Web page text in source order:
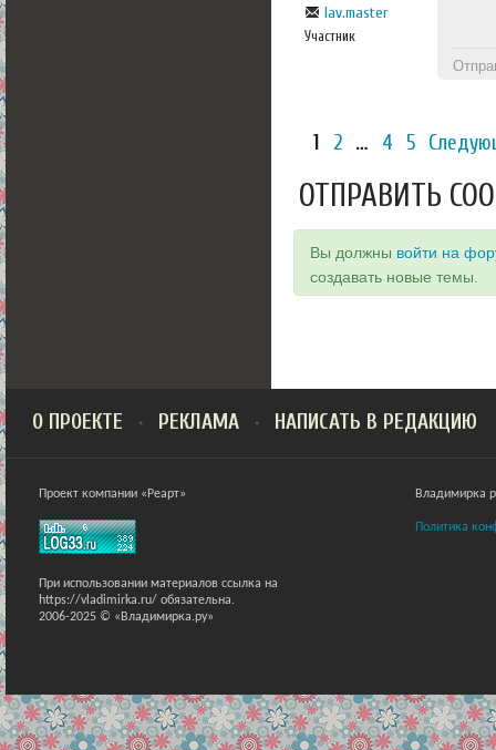
lav.master
Участник
1 2 … 4 5
ОТПРАВИТЬ
Вы должны войти на
создавать новые темы.
О ПРОЕКТЕ РЕКЛАМА НАПИСАТЬ В РЕДАКЦИЮ
Проект компании «Реарт»
При использовании материалов ссылка на
https://vladimirka.ru/ обязательна.
2006-2025 © «Владимирка.ру»
Владимирка
Политика